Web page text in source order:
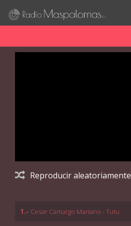
Reproducir aleatoriamente
1.- Cesar Camargo Mariano - Tutu